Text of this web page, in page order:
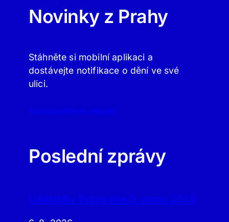
Novinky z Prahy
Stáhněte si mobilní aplikaci a
dostávejte notifikace o dění ve své
ulici.
APLIKACE PRAHA.ONLINE
Poslední zprávy
Události v Praze dne 5. srpna 2026